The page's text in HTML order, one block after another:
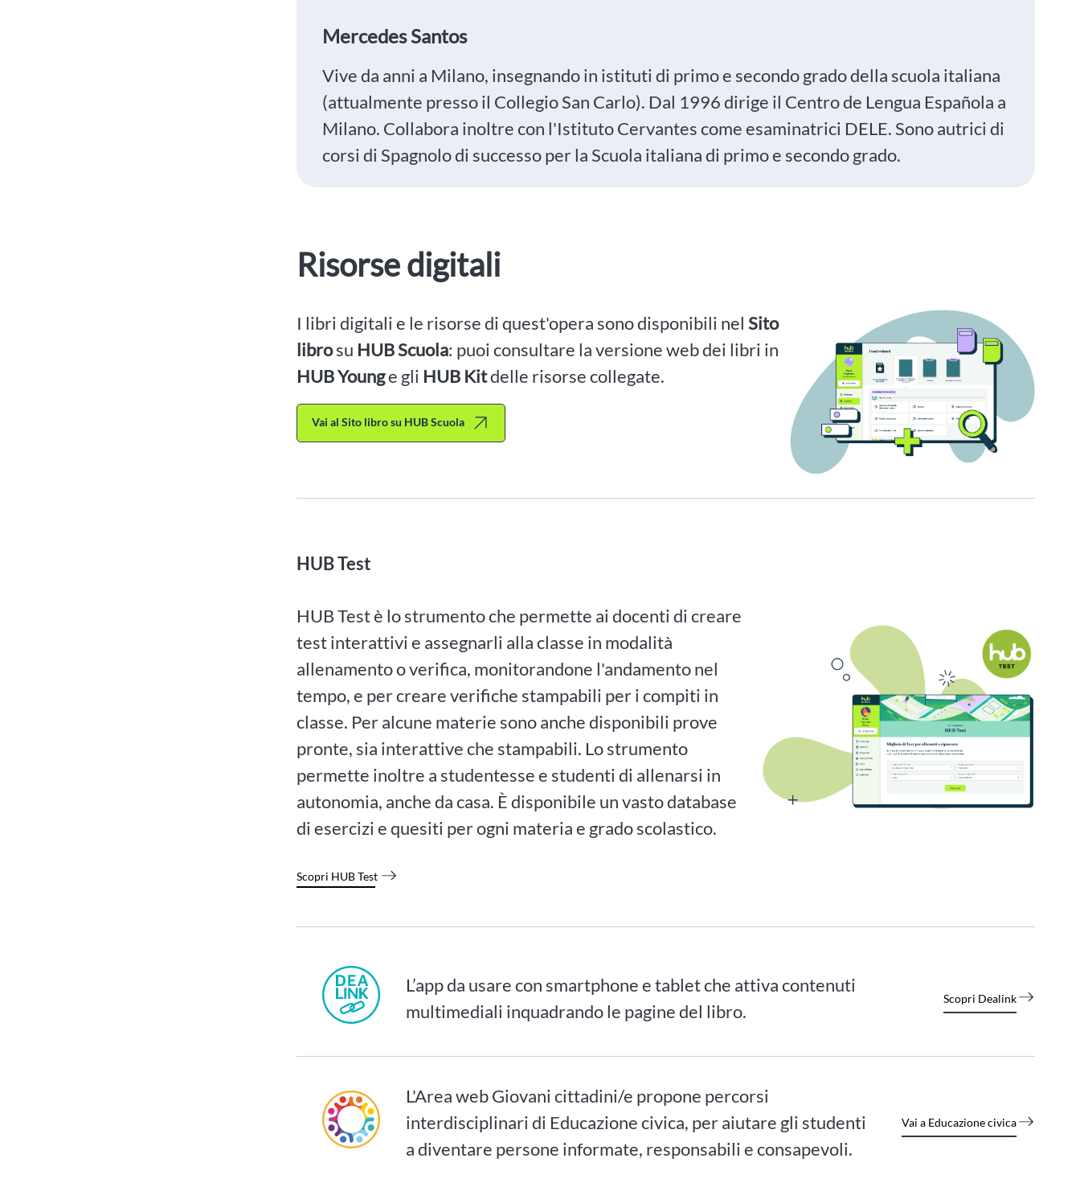
Mercedes Santos
Vive da anni a Milano, insegnando in istituti di primo e secondo grado della scuola italiana
(attualmente presso il Collegio San Carlo). Dal 1996 dirige il Centro de Lengua Española a
Milano. Collabora inoltre con l'Istituto Cervantes come esaminatrici DELE. Sono autrici di
corsi di Spagnolo di successo per la Scuola italiana di primo e secondo grado.
Risorse digitali
I libri digitali e le risorse di quest'opera sono disponibili nelSito
librosu HUB Scuola: puoi consultare la versione web dei libri in
HUB Younge gli HUB Kitdelle risorse collegate.
Vai al Sito libro su HUB Scuola
HUB Test
HUB Test è lo strumento che permette ai docenti di creare
test interattivi e assegnarli alla classe in modalità
allenamento o verifica, monitorandone l'andamento nel
tempo, e per creare verifiche stampabili per i compiti in
classe. Per alcune materie sono anche disponibili prove
pronte, sia interattive che stampabili. Lo strumento
permette inoltre a studentesse e studenti di allenarsi in
autonomia, anche da casa. È disponibile un vasto database
di esercizi e quesiti per ogni materia e grado scolastico.
Scopri HUB Test
L’app da usare con smartphone e tablet che attiva contenuti
multimediali inquadrando le pagine del libro.
Scopri Dealink
L'Area web Giovani cittadini/e propone percorsi
interdisciplinari di Educazione civica, per aiutare gli studenti
a diventare persone informate, responsabili e consapevoli.
Vai a Educazione civica